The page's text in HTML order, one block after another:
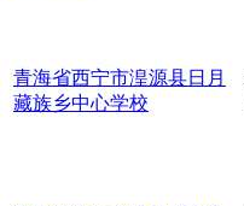
青海省西宁市湟源县日月
藏族乡中心学校